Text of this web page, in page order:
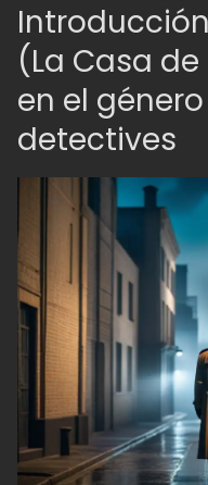
(La Casa
en el
detectives